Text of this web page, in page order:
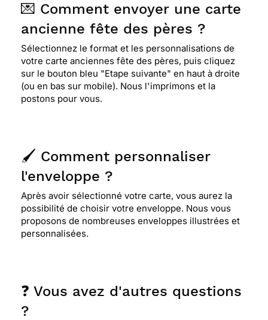
💌 Comment envoyer une carte
ancienne fête des pères ?
Sélectionnez le format et les personnalisations de
votre carte anciennes fête des pères, puis cliquez
sur le bouton bleu "Etape suivante" en haut à droite
(ou en bas sur mobile). Nous l'imprimons et la
postons pour vous.
🖌️ Comment personnaliser
l'enveloppe ?
Après avoir sélectionné votre carte, vous aurez la
possibilité de choisir votre enveloppe. Nous vous
proposons de nombreuses enveloppes illustrées et
personnalisées.
❓ Vous avez d'autres questions
?